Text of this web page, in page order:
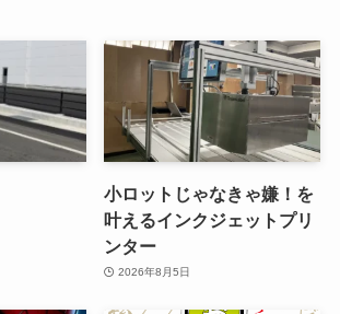
小ロットじゃなきゃ嫌！を
叶えるインクジェットプリ
ンター
2026年8月5日